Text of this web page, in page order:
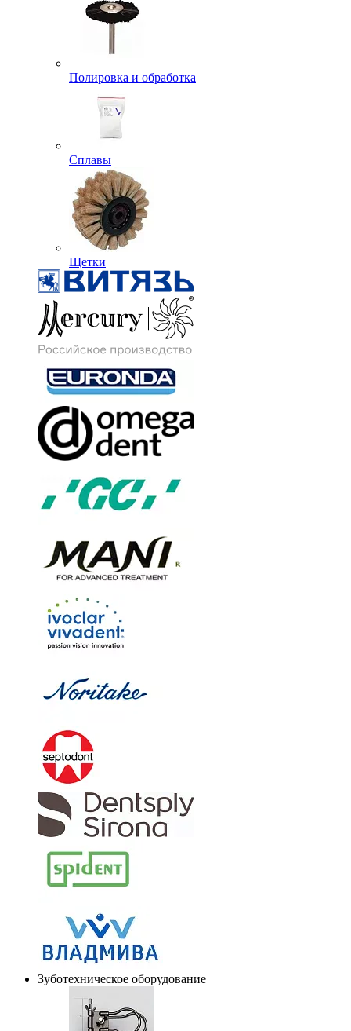
Полировка и обработка
Сплавы
Щетки
Зуботехническое оборудование